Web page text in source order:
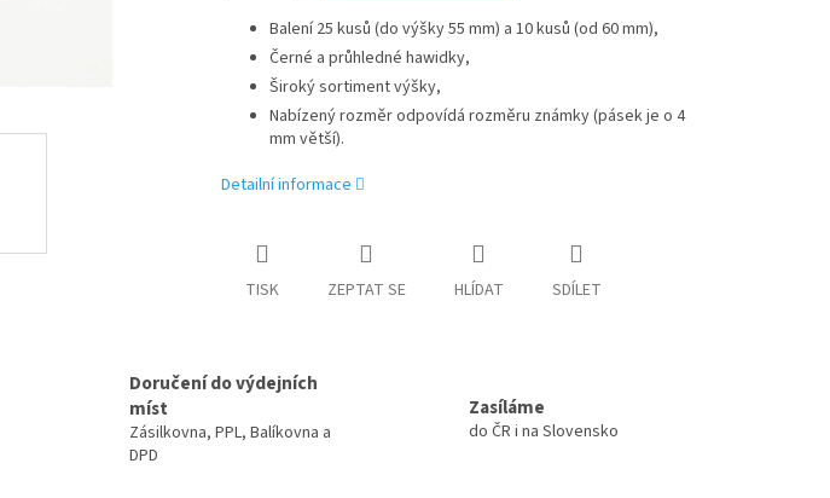
Balení 25 kusů (do výšky 55 mm) a 10 kusů (od 60 mm),
Černé a průhledné hawidky,
Široký sortiment výšky,
Nabízený rozměr odpovídá rozměru známky (pásek je o 4
mm větší).
Detailní informace
TISK ZEPTAT SE HLÍDAT SDÍLET
Doručení do výdejních
míst
Zásilkovna, PPL, Balíkovna a
DPD
Zasíláme
do ČR i na Slovensko